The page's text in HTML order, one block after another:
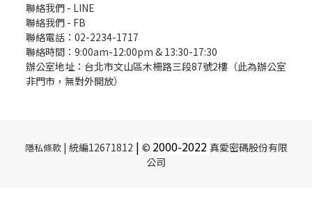
聯絡我們 - LINE
聯絡我們 - FB
聯絡電話：02-2234-1717
聯絡時間：9:00am-12:00pm & 13:30-17:30
辦公室地址：台北市文山區木柵路三段87號2樓（此為辦公室
非門市，無對外開放）
隱私條款| 統編12671812 | © 2000-2022 真愛密碼股份有限
公司